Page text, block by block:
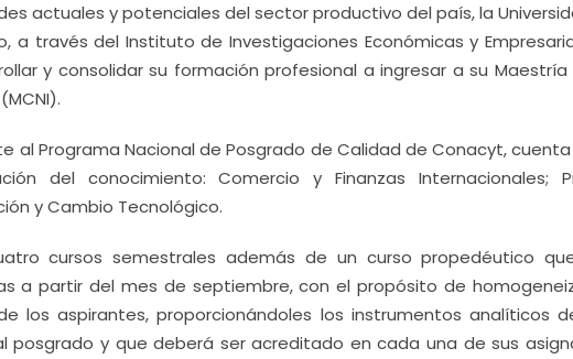
actuales y potenciales del sector productivo del país, la
a través del Instituto de Investigaciones Económicas y
y consolidar su formación profesional a ingresar a su Maestría
al Programa Nacional de Posgrado de Calidad de Conacyt,
del conocimiento: Comercio y Finanzas Internacionales;
y Cambio Tecnológico.
cursos semestrales además de un curso propedéutico
a partir del mes de septiembre, con el propósito de
los aspirantes, proporcionándoles los instrumentos analíticos
posgrado y que deberá ser acreditado en cada una de sus